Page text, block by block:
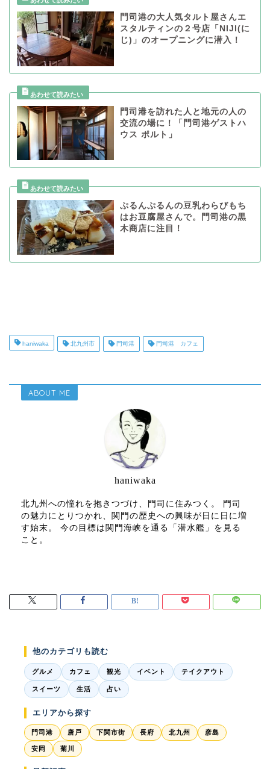
門司港の大人気タルト屋さんエ
スタルティンの２号店「NIJI(に
じ)」のオープニングに潜入！
門司港を訪れた人と地元の人の
交流の場に！「門司港ゲストハ
ウス ポルト」
ぷるんぷるんの豆乳わらびもち
はお豆腐屋さんで。門司港の黒
木商店に注目！
haniwaka 北九州市 門司港 門司港 カフェ
ABOUT ME
haniwaka
北九州への憧れを抱きつづけ、門司に住みつく。 門司
の魅力にとりつかれ、関門の歴史への興味が日に日に増
す始末。 今の目標は関門海峡を通る「潜水艦」を見る
こと。
他のカテゴリも読む
グルメ カフェ 観光 イベント テイクアウト
スイーツ 生活 占い
エリアから探す
門司港 唐戸 下関市街 長府 北九州 彦島
安岡 菊川